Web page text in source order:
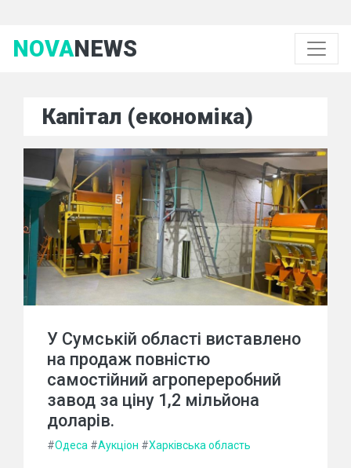
NOVANEWS
Капітал (економіка)
У Сумській області виставлено
на продаж повністю
самостійний агропереробний
завод за ціну 1,2 мільйона
доларів.
#Одеса #Аукціон #Харківська область